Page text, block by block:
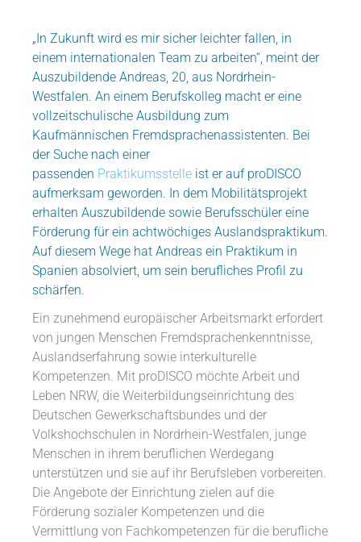
„In Zukunft wird es mir sicher leichter fallen, in
einem internationalen Team zu arbeiten“, meint der
Auszubildende Andreas, 20, aus Nordrhein-
Westfalen. An einem Berufskolleg macht er eine
vollzeitschulische Ausbildung zum
Kaufmännischen Fremdsprachenassistenten. Bei
der Suche nach einer
passenden Praktikumsstelle ist er auf proDISCO
aufmerksam geworden. In dem Mobilitätsprojekt
erhalten Auszubildende sowie Berufsschüler eine
Förderung für ein achtwöchiges Auslandspraktikum.
Auf diesem Wege hat Andreas ein Praktikum in
Spanien absolviert, um sein berufliches Profil zu
schärfen.
Ein zunehmend europäischer Arbeitsmarkt erfordert
von jungen Menschen Fremdsprachenkenntnisse,
Auslandserfahrung sowie interkulturelle
Kompetenzen. Mit proDISCO möchte Arbeit und
Leben NRW, die Weiterbildungseinrichtung des
Deutschen Gewerkschaftsbundes und der
Volkshochschulen in Nordrhein-Westfalen, junge
Menschen in ihrem beruflichen Werdegang
unterstützen und sie auf ihr Berufsleben vorbereiten.
Die Angebote der Einrichtung zielen auf die
Förderung sozialer Kompetenzen und die
Vermittlung von Fachkompetenzen für die berufliche